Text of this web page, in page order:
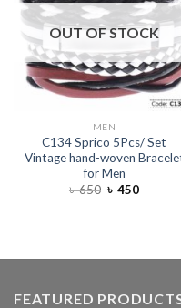
OUT OF STOCK
MEN
C134 Sprico 5Pcs/ Set
Vintage hand-woven
for Men
৳650 ৳ 450
FEATURED